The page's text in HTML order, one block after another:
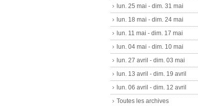
lun. 25 mai - dim. 31 mai
lun. 18 mai - dim. 24 mai
lun. 11 mai - dim. 17 mai
lun. 04 mai - dim. 10 mai
lun. 27 avril - dim. 03 mai
lun. 13 avril - dim. 19 avril
lun. 06 avril - dim. 12 avril
Toutes les archives